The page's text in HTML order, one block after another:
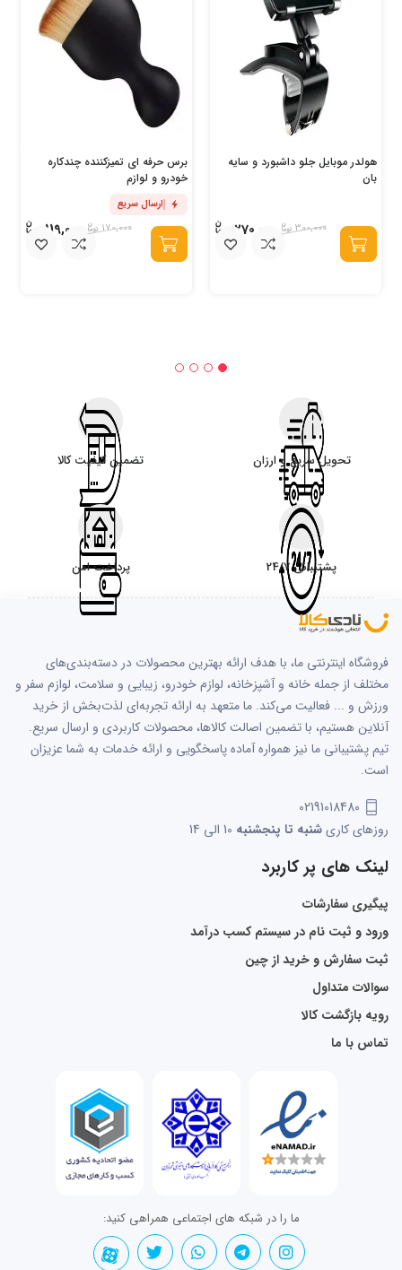
هولدر موبایل جلو داشبورد و سایه
بان
300,000
270,000
برس حرفه ای تمیزکننده چندکاره
خودرو و لوازم
ارسال سریع
170,000
119,000
تحویل سریع و ارزان تضمین کیفیت کالا
پشتیبانی 24/7 پرداخت امن
فروشگاه اینترنتی ما، با هدف ارائه بهترین محصولات در دسته‌بندی‌های
مختلف از جمله خانه و آشپزخانه، لوازم خودرو، زیبایی و سلامت، لوازم سفر و
ورزش و ... فعالیت می‌کند. ما متعهد به ارائه تجربه‌ای لذت‌بخش از خرید
آنلاین هستیم، با تضمین اصالت کالاها، محصولات کاربردی و ارسال سریع.
تیم پشتیبانی ما نیز همواره آماده پاسخگویی و ارائه خدمات به شما عزیزان
است.
02191018480
روزهای کاریشنبه تا پنجشنبه
لینک های پر کاربرد
پیگیری سفارشات
ورود و ثبت نام در سیستم کسب درآمد
ثبت سفارش و خرید از چین
سوالات متداول
رویه بازگشت کالا
تماس با ما
ما را در شبکه های اجتماعی همراهی کنید: